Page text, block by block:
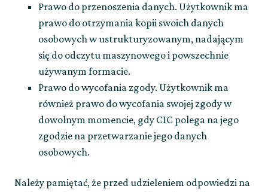
Prawo do przenoszenia danych. Użytkownik ma
prawo do otrzymania kopii swoich danych
osobowych w ustrukturyzowanym, nadającym
się do odczytu maszynowego i powszechnie
używanym formacie.
Prawo do wycofania zgody. Użytkownik ma
również prawo do wycofania swojej zgody w
dowolnym momencie, gdy CIC polega na jego
zgodzie na przetwarzanie jego danych
osobowych.
Należy pamiętać, że przed udzieleniem odpowiedzi na